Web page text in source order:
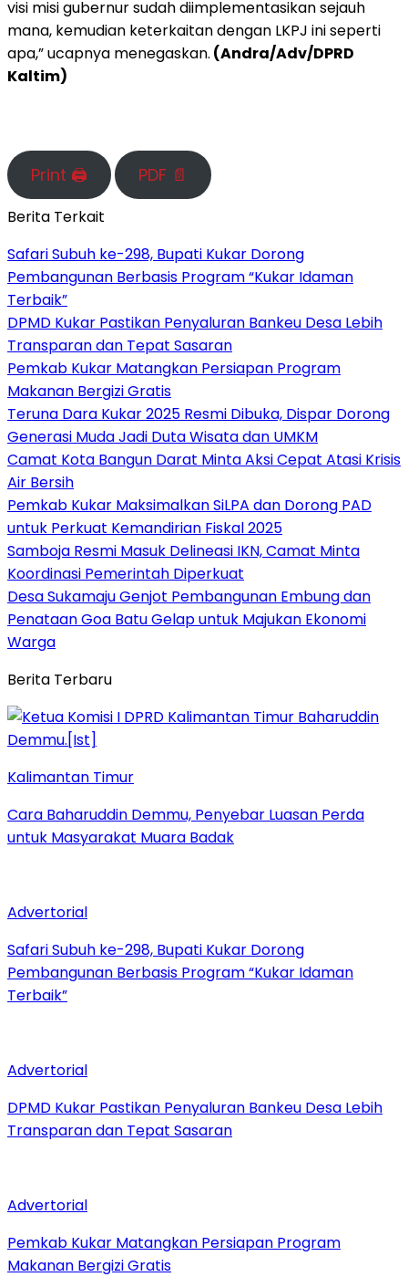
visi misi gubernur sudah diimplementasikan sejauh
mana, kemudian keterkaitan dengan LKPJ ini seperti
apa,” ucapnya menegaskan. (Andra/Adv/DPRD
Kaltim)
Print 🖨 PDF 📄
Berita Terkait
Safari Subuh ke-298, Bupati Kukar Dorong
Pembangunan Berbasis Program “Kukar Idaman
Terbaik”
DPMD Kukar Pastikan Penyaluran Bankeu Desa Lebih
Transparan dan Tepat Sasaran
Pemkab Kukar Matangkan Persiapan Program
Makanan Bergizi Gratis
Teruna Dara Kukar 2025 Resmi Dibuka, Dispar Dorong
Generasi Muda Jadi Duta Wisata dan UMKM
Camat Kota Bangun Darat Minta Aksi Cepat Atasi Krisis
Air Bersih
Pemkab Kukar Maksimalkan SiLPA dan Dorong PAD
untuk Perkuat Kemandirian Fiskal 2025
Samboja Resmi Masuk Delineasi IKN, Camat Minta
Koordinasi Pemerintah Diperkuat
Desa Sukamaju Genjot Pembangunan Embung dan
Penataan Goa Batu Gelap untuk Majukan Ekonomi
Warga
Berita Terbaru
Kalimantan Timur
Cara Baharuddin Demmu, Penyebar Luasan Perda
untuk Masyarakat Muara Badak
Advertorial
Safari Subuh ke-298, Bupati Kukar Dorong
Pembangunan Berbasis Program “Kukar Idaman
Terbaik”
Advertorial
DPMD Kukar Pastikan Penyaluran Bankeu Desa Lebih
Transparan dan Tepat Sasaran
Advertorial
Pemkab Kukar Matangkan Persiapan Program
Makanan Bergizi Gratis